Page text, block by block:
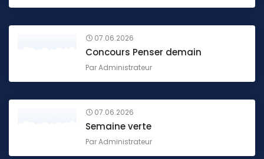
07.06.2026
Concours Penser demain
ParAdministrateur
07.06.2026
Semaine verte
ParAdministrateur